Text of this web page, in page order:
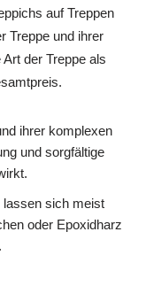
auf Treppen
Treppe und ihrer
der Treppe als
ihrer komplexen
und sorgfältige
lassen sich meist
oder Epoxidharz